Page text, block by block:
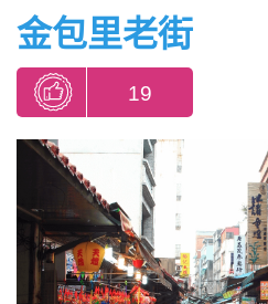
金包里老街
19